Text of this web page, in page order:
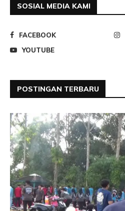
SOSIAL MEDIA KAMI
FACEBOOK
YOUTUBE
POSTINGAN TERBARU